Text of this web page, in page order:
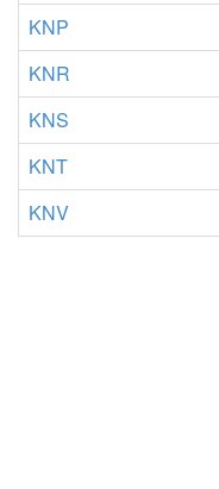
KNP
KNR
KNS
KNT
KNV